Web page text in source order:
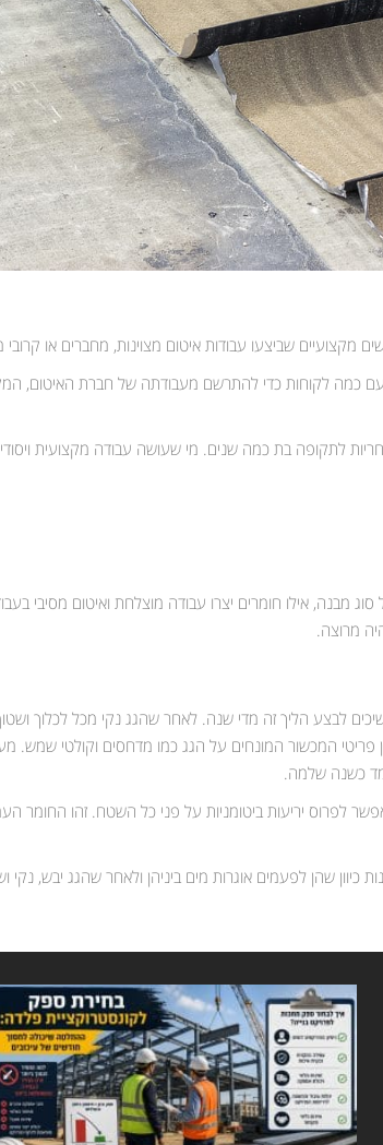
מקצועיים שביצעו עבודות איטום מצוינות, מחברים או
כמה לקוחות כדי להתרשם מעבודתה של חברת האיטום,
לתקופה בת כמה שנים. מי שעושה עבודה מקצועית
מבנה, אילו חומרים יצרו עבודה מוצלחת ואיטום מסיבי
מרוצה.
לבצע הליך זה מדי שנה. לאחר שהגג נקי מכל לכלוך
פריטי המכשור המונחים על הגג כמו מדחסים וקולטי שמש.
כשנה שלמה.
לפרוס יריעות ביטומניות על פני כל השטח. זהו החומר
שהן לפעמים אוגרות מים ביניהן ולאחר שהגג יבש, נקי